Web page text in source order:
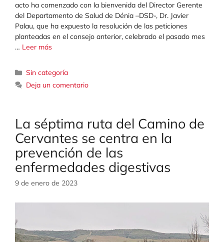
acto ha comenzado con la bienvenida del Director Gerente
del Departamento de Salud de Dénia –DSD-, Dr. Javier
Palau, que ha expuesto la resolución de las peticiones
planteadas en el consejo anterior, celebrado el pasado mes
… Leer más
Categorías
Sin categoría
Deja un comentario
La séptima ruta del Camino de
Cervantes se centra en la
prevención de las
enfermedades digestivas
9 de enero de 2023